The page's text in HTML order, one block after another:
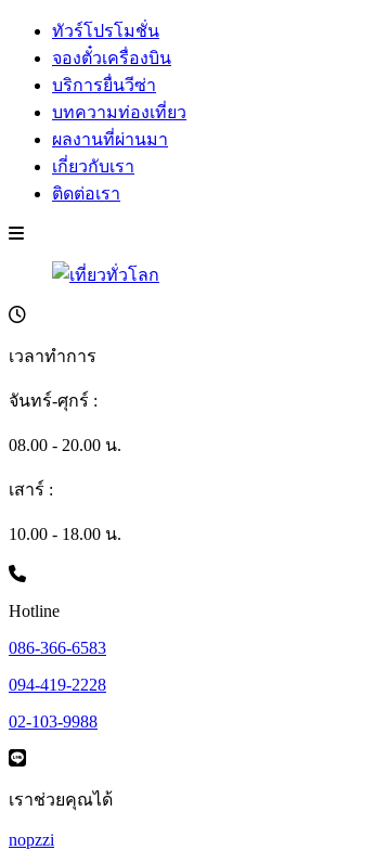
ทัวร์โปรโมชั่น
จองตั๋วเครื่องบิน
บริการยื่นวีซ่า
บทความท่องเที่ยว
ผลงานที่ผ่านมา
เกี่ยวกับเรา
ติดต่อเรา
เวลาทำการ
จันทร์-ศุกร์ :
08.00 - 20.00 น.
เสาร์ :
10.00 - 18.00 น.
Hotline
086-366-6583
094-419-2228
02-103-9988
เราช่วยคุณได้
nopzzi